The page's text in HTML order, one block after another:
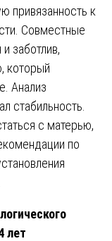
привязанность к
Совместные
заботлив,
который
Анализ
стабильность.
с матерью,
по
лет